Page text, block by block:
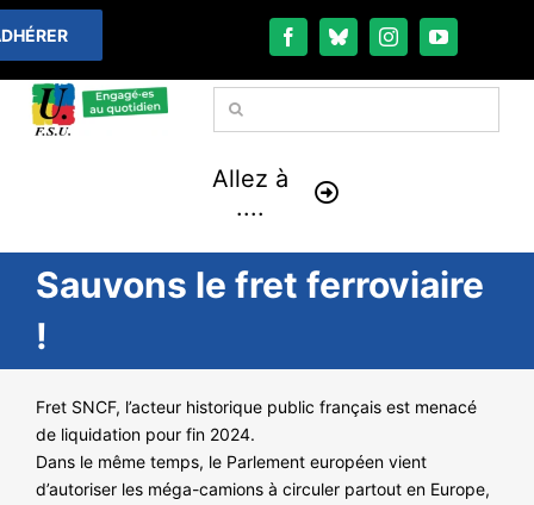
Passer
au
contenu
Rechercher:
Allez à
....
À LA UNE
THÉMATIQUES
LA VIE FÉDÉRALE
COMMUNIQUÉS
Sauvons le fret ferroviaire
!
Fret SNCF, l’acteur historique public français est menacé
de liquidation pour fin 2024.
Dans le même temps, le Parlement européen vient
d’autoriser les méga-camions à circuler partout en Europe,